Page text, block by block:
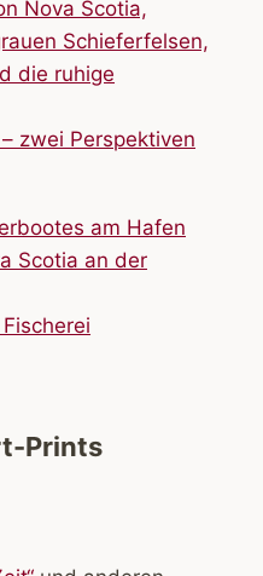
zwei Perspektiven
Prints